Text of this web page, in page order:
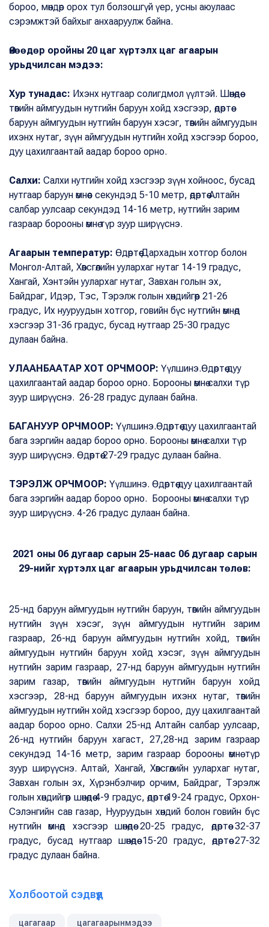
бороо, мөндөр орох тул болзошгүй үер, усны аюулаас
сэрэмжтэй байхыг анхааруулж байна.
Өнөөдөр оройны 20 цаг хүртэлх цаг агаарын
урьдчилсан мэдээ:
Хур тунадас: Ихэнх нутгаар солигдмол үүлтэй. Шөнөдөө
төвийн аймгуудын нутгийн баруун хойд хэсгээр, өдөртөө
баруун аймгуудын нутгийн баруун хэсэг, төвийн аймгуудын
ихэнх нутаг, зүүн аймгуудын нутгийн хойд хэсгээр бороо,
дуу цахилгаантай аадар бороо орно.
Салхи: Салхи нутгийн хойд хэсгээр зүүн хойноос, бусад
нутгаар баруун өмнөөс секундэд 5-10 метр, өдөртөө Алтайн
салбар уулсаар секундэд 14-16 метр, нутгийн зарим
газраар борооны өмнө түр зуур ширүүснэ.
Агаарын температур: Өдөртөө Дархадын хотгор болон
Монгол-Алтай, Хөвсгөлийн уулархаг нутаг 14-19 градус,
Хангай, Хэнтэйн уулархаг нутаг, Завхан голын эх,
Байдраг, Идэр, Тэс, Тэрэлж голын хөндийгөөр 21-26
градус, Их нууруудын хотгор, говийн бүс нутгийн өмнөд
хэсгээр 31-36 градус, бусад нутгаар 25-30 градус
дулаан байна.
УЛААНБААТАР ХОТ ОРЧМООР: Үүлшинэ.Өдөртөө дуу
цахилгаантай аадар бороо орно. Борооны өмнө салхи түр
зуур ширүүснэ. 26-28 градус дулаан байна.
БАГАНУУР ОРЧМООР: Үүлшинэ.Өдөртөө дуу цахилгаантай
бага зэргийн аадар бороо орно. Борооны өмнө салхи түр
зуур ширүүснэ. Өдөртөө 27-29 градус дулаан байна.
ТЭРЭЛЖ ОРЧМООР: Үүлшинэ. Өдөртөө дуу цахилгаантай
бага зэргийн аадар бороо орно. Борооны өмнө салхи түр
зуур ширүүснэ. 4-26 градус дулаан байна.
2021 оны 06 дугаар сарын 25-наас 06 дугаар сарын
29-нийг хүртэлх цаг агаарын урьдчилсан төлөв:
25-нд баруун аймгуудын нутгийн баруун, төвийн аймгуудын
нутгийн зүүн хэсэг, зүүн аймгуудын нутгийн зарим
газраар, 26-нд баруун аймгуудын нутгийн хойд, төвийн
аймгуудын нутгийн баруун хойд хэсэг, зүүн аймгуудын
нутгийн зарим газраар, 27-нд баруун аймгуудын нутгийн
зарим газар, төвийн аймгуудын нутгийн баруун хойд
хэсгээр, 28-нд баруун аймгуудын ихэнх нутаг, төвийн
аймгуудын нутгийн хойд хэсгээр бороо, дуу цахилгаантай
аадар бороо орно. Салхи 25-нд Алтайн салбар уулсаар,
26-нд нутгийн баруун хагаст, 27,28-нд зарим газраар
секундэд 14-16 метр, зарим газраар борооны өмнө түр
зуур ширүүснэ. Алтай, Хангай, Хөвсгөлийн уулархаг нутаг,
Завхан голын эх, Хүрэнбэлчир орчим, Байдраг, Тэрэлж
голын хөндийгөөр шөнөдөө 4-9 градус, өдөртөө 19-24 градус, Орхон-
Сэлэнгийн сав газар, Нууруудын хөндий болон говийн бүс
нутгийн өмнөд хэсгээр шөнөдөө 20-25 градус, өдөртөө 32-37
градус, бусад нутгаар шөнөдөө 15-20 градус, өдөртөө 27-32
градус дулаан байна.
Холбоотой сэдвүүд
цагагаар цагагаарынмэдээ